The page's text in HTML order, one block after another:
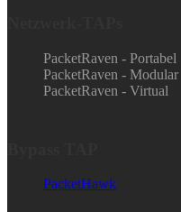
PacketRaven - Portabel
PacketRaven - Modular
PacketRaven - Virtual
PacketHawk